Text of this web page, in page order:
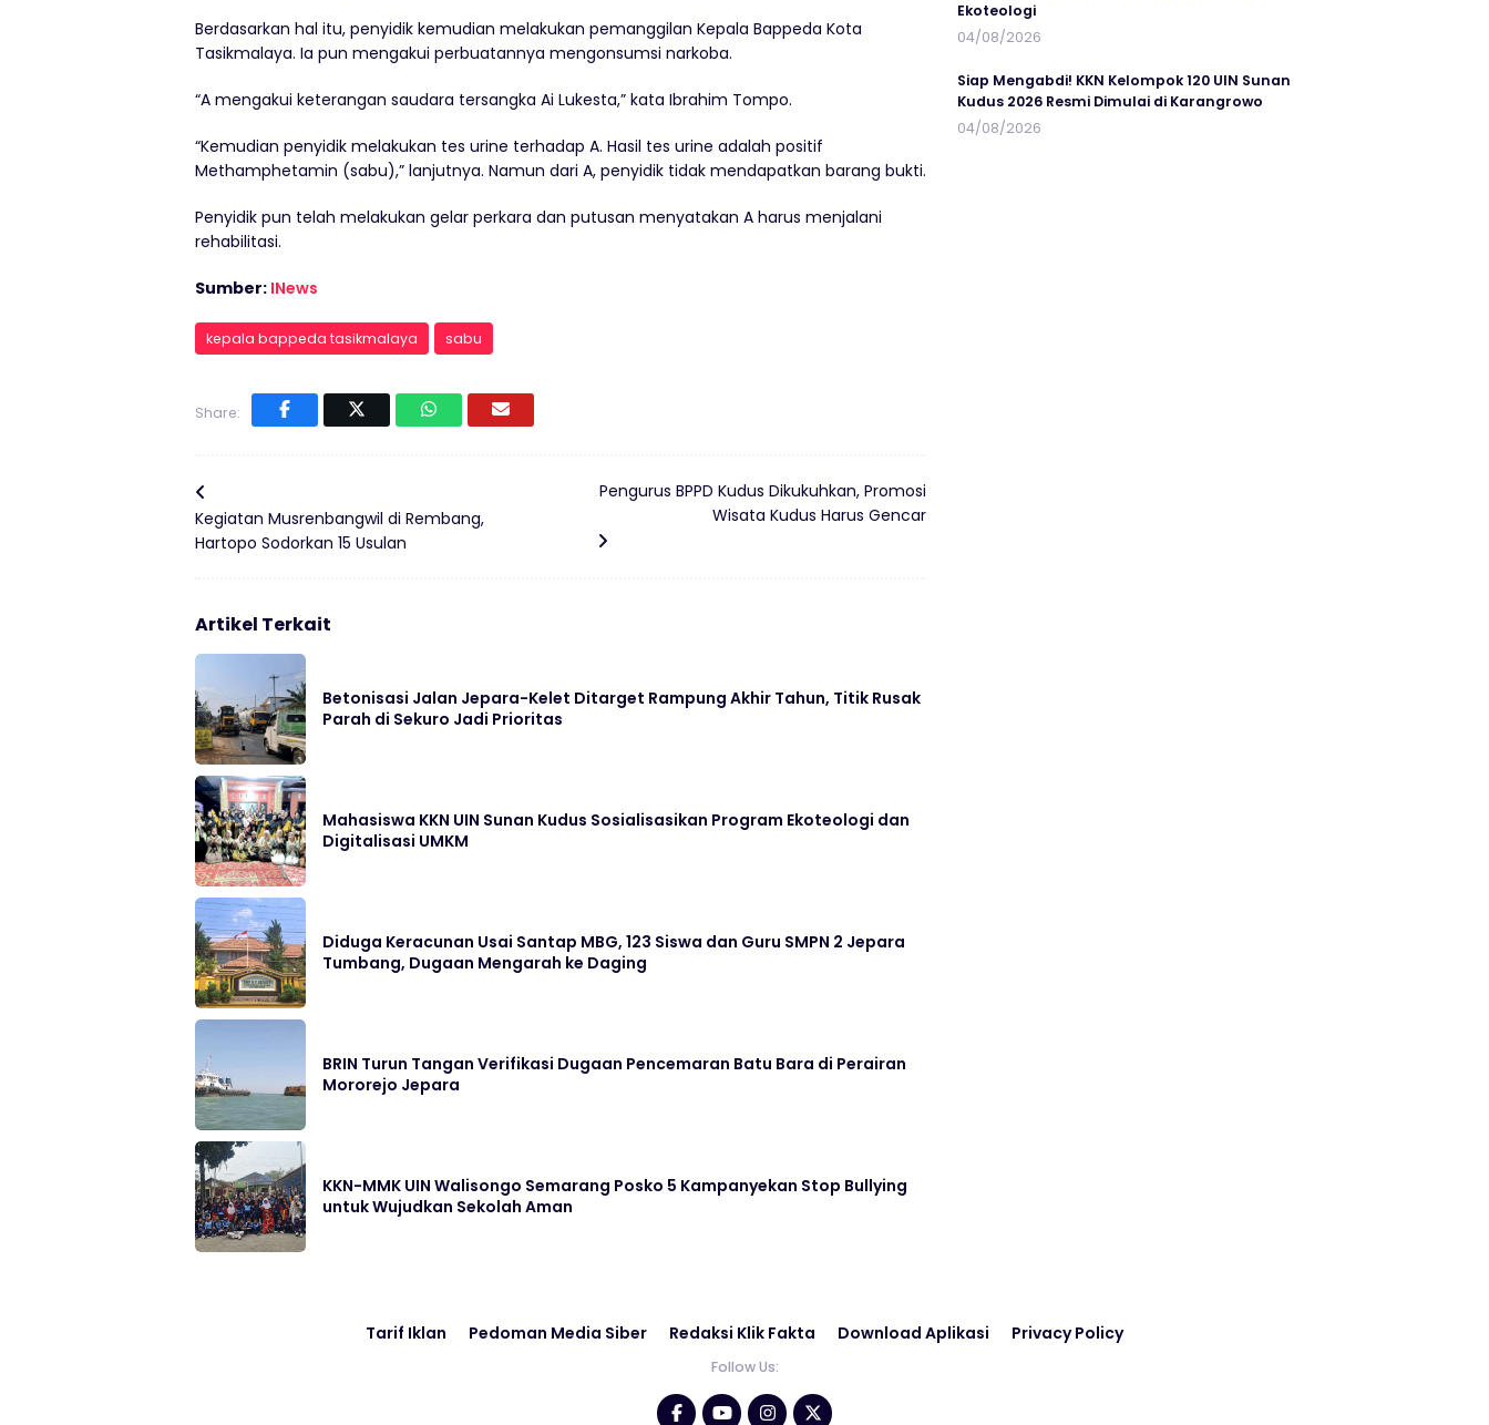
Berdasarkan hal itu, penyidik kemudian melakukan pemanggilan Kepala Bappeda Kota
Tasikmalaya. Ia pun mengakui perbuatannya mengonsumsi narkoba.
“A mengakui keterangan saudara tersangka Ai Lukesta,” kata Ibrahim Tompo.
“Kemudian penyidik melakukan tes urine terhadap A. Hasil tes urine adalah positif
Methamphetamin (sabu),” lanjutnya. Namun dari A, penyidik tidak mendapatkan barang bukti.
Penyidik pun telah melakukan gelar perkara dan putusan menyatakan A harus menjalani
rehabilitasi.
Sumber: INews
kepala bappeda tasikmalaya sabu
Share:
Kegiatan Musrenbangwil di Rembang,
Hartopo Sodorkan 15 Usulan
Pengurus BPPD Kudus Dikukuhkan, Promosi
Wisata Kudus Harus Gencar
Artikel Terkait
Betonisasi Jalan Jepara-Kelet Ditarget Rampung Akhir Tahun, Titik Rusak
Parah di Sekuro Jadi Prioritas
Mahasiswa KKN UIN Sunan Kudus Sosialisasikan Program Ekoteologi dan
Digitalisasi UMKM
Diduga Keracunan Usai Santap MBG, 123 Siswa dan Guru SMPN 2 Jepara
Tumbang, Dugaan Mengarah ke Daging
BRIN Turun Tangan Verifikasi Dugaan Pencemaran Batu Bara di Perairan
Mororejo Jepara
KKN-MMK UIN Walisongo Semarang Posko 5 Kampanyekan Stop Bullying
untuk Wujudkan Sekolah Aman
Ekoteologi
04/08/2026
Siap Mengabdi! KKN Kelompok 120 UIN Sunan
Kudus 2026 Resmi Dimulai di Karangrowo
04/08/2026
Tarif Iklan Pedoman Media Siber Redaksi Klik Fakta Download Aplikasi Privacy Policy
Follow Us: